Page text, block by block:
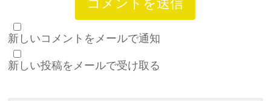
新しいコメントをメールで通知
新しい投稿をメールで受け取る